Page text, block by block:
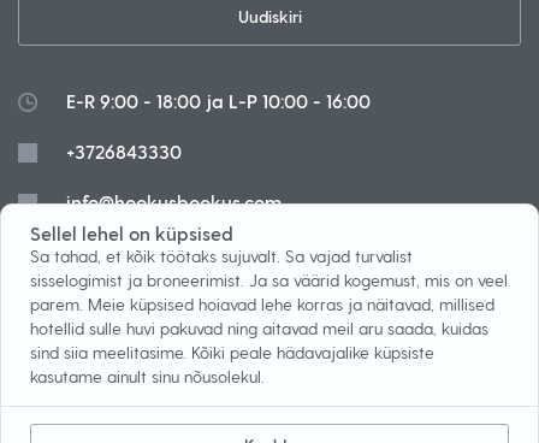
Uudiskiri
E-R 9:00 - 18:00 ja L-P 10:00 - 16:00
+3726843330
info@hookusbookus.com
Küpsised
Blogi
Tingimused Mäng
Sellel lehel on küpsised
Sa tahad, et kõik töötaks sujuvalt. Sa vajad turvalist
sisselogimist ja broneerimist. Ja sa väärid kogemust, mis on veel
parem. Meie küpsised hoiavad lehe korras ja näitavad, millised
hotellid sulle huvi pakuvad ning aitavad meil aru saada, kuidas
sind siia meelitasime. Kõiki peale hädavajalike küpsiste
kasutame ainult sinu nõusolekul.